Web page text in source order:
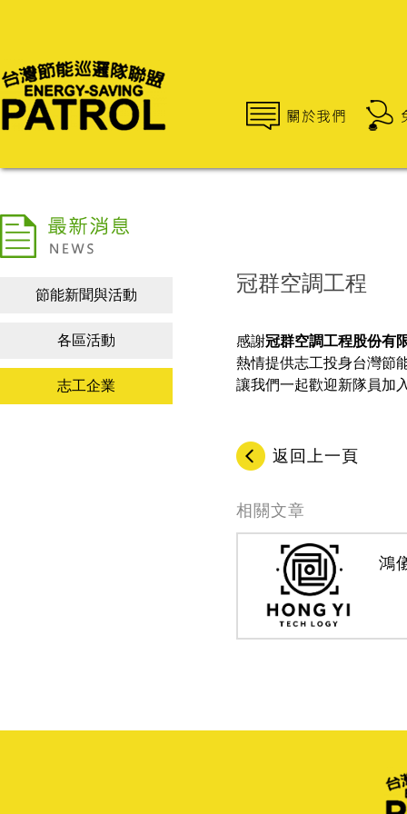
節能新聞與活動
各區活動
志工企業
冠群空調工程
感謝冠群空調工程股份有
熱情提供志工投身台灣節
讓我們一起歡迎新隊員加
返回上一頁
相關文章
鴻